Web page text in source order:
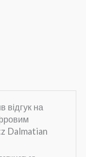
відгук на
Dalmatian